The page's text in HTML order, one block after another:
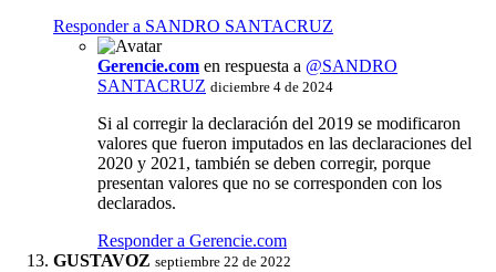
Responder a SANDRO SANTACRUZ
Gerencie.com en respuesta a @SANDRO
SANTACRUZ diciembre 4 de 2024
Si al corregir la declaración del 2019 se modificaron
valores que fueron imputados en las declaraciones del
2020 y 2021, también se deben corregir, porque
presentan valores que no se corresponden con los
declarados.
Responder a Gerencie.com
GUSTAVOZ septiembre 22 de 2022